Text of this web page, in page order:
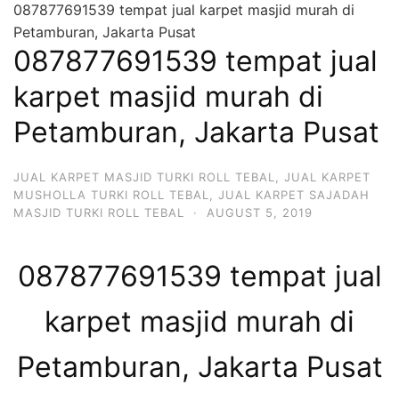
087877691539 tempat jual karpet masjid murah di
Petamburan, Jakarta Pusat
087877691539 tempat jual
karpet masjid murah di
Petamburan, Jakarta Pusat
JUAL KARPET MASJID TURKI ROLL TEBAL
JUAL KARPET
MUSHOLLA TURKI ROLL TEBAL
JUAL KARPET SAJADAH
MASJID TURKI ROLL TEBAL
· AUGUST 5, 2019
087877691539 tempat jual
karpet masjid murah di
Petamburan, Jakarta Pusat